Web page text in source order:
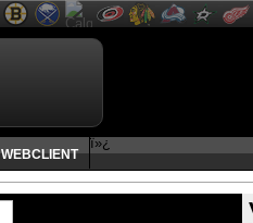
ï»¿
WEBCLIENT